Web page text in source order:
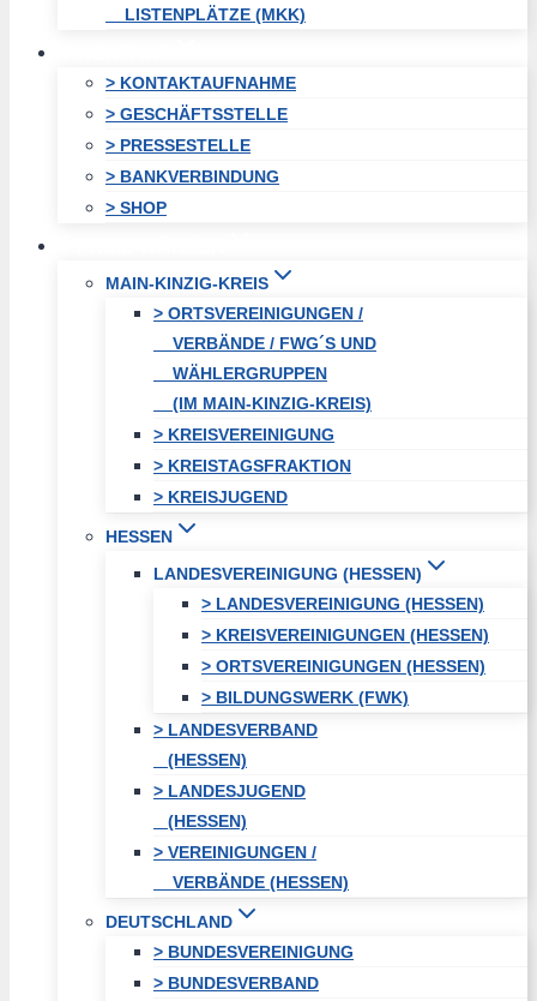
LISTENPLÄTZE (MKK)
> KONTAKTAUFNAHME
> GESCHÄFTSSTELLE
> PRESSESTELLE
> BANKVERBINDUNG
> SHOP
MAIN-KINZIG-KREIS
> ORTSVEREINIGUNGEN /
VERBÄNDE / FWG´S UND
WÄHLERGRUPPEN
(IM MAIN-KINZIG-KREIS)
> KREISVEREINIGUNG
> KREISTAGSFRAKTION
> KREISJUGEND
HESSEN
LANDESVEREINIGUNG (HESSEN)
> LANDESVEREINIGUNG (HESSEN)
> KREISVEREINIGUNGEN (HESSEN)
> ORTSVEREINIGUNGEN (HESSEN)
> BILDUNGSWERK (FWK)
> LANDESVERBAND
(HESSEN)
> LANDESJUGEND
(HESSEN)
> VEREINIGUNGEN /
VERBÄNDE (HESSEN)
DEUTSCHLAND
> BUNDESVEREINIGUNG
> BUNDESVERBAND